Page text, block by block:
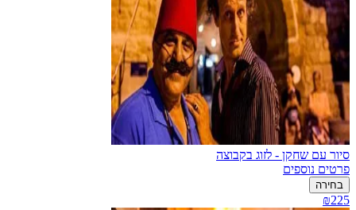
סיור עם שחקן - לזוג בקבוצה
פרטים נוספים
בחירה
₪225